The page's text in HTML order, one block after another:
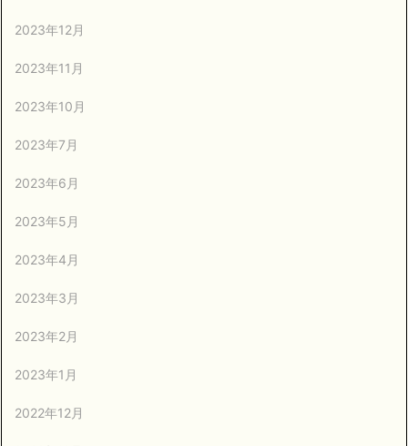
2023年12月
2023年11月
2023年10月
2023年7月
2023年6月
2023年5月
2023年4月
2023年3月
2023年2月
2023年1月
2022年12月